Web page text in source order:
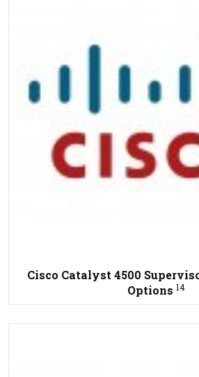
Cisco Catalyst 4500
Options 14